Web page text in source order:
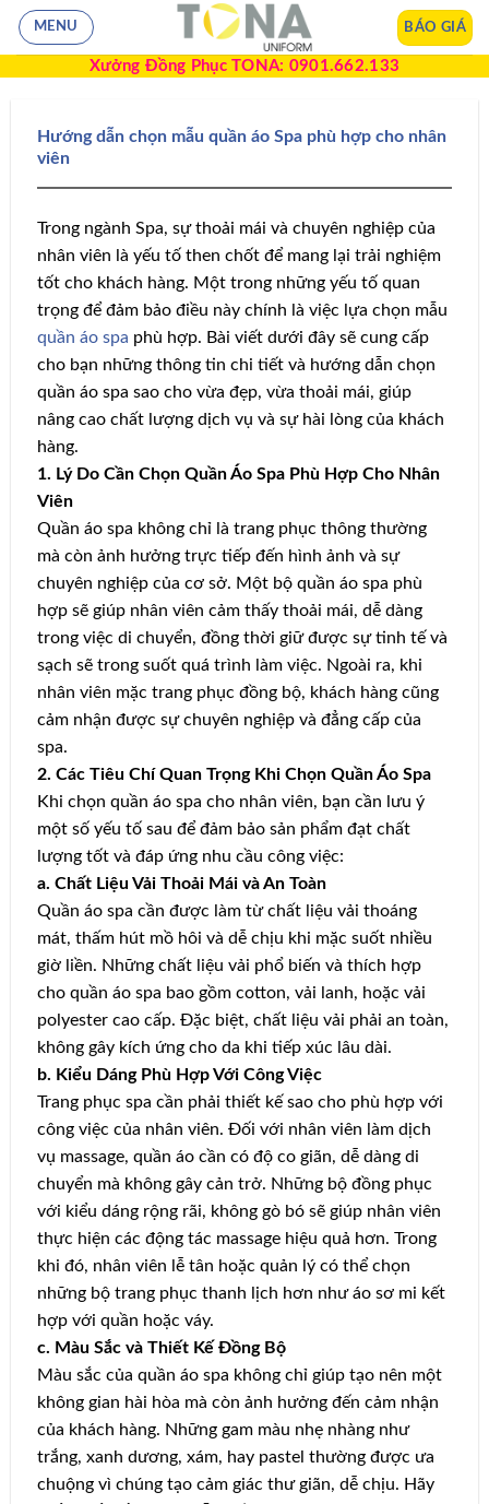
MENU BÁO GIÁ
Xưởng Đồng Phục TONA: 0901.662.133
Hướng dẫn chọn mẫu quần áo Spa phù hợp cho nhân
viên
Trong ngành Spa, sự thoải mái và chuyên nghiệp của
nhân viên là yếu tố then chốt để mang lại trải nghiệm
tốt cho khách hàng. Một trong những yếu tố quan
trọng để đảm bảo điều này chính là việc lựa chọn mẫu
quần áo spa phù hợp. Bài viết dưới đây sẽ cung cấp
cho bạn những thông tin chi tiết và hướng dẫn chọn
quần áo spa sao cho vừa đẹp, vừa thoải mái, giúp
nâng cao chất lượng dịch vụ và sự hài lòng của khách
hàng.
1. Lý Do Cần Chọn Quần Áo Spa Phù Hợp Cho Nhân
Viên
Quần áo spa không chỉ là trang phục thông thường
mà còn ảnh hưởng trực tiếp đến hình ảnh và sự
chuyên nghiệp của cơ sở. Một bộ quần áo spa phù
hợp sẽ giúp nhân viên cảm thấy thoải mái, dễ dàng
trong việc di chuyển, đồng thời giữ được sự tinh tế và
sạch sẽ trong suốt quá trình làm việc. Ngoài ra, khi
nhân viên mặc trang phục đồng bộ, khách hàng cũng
cảm nhận được sự chuyên nghiệp và đẳng cấp của
spa.
2. Các Tiêu Chí Quan Trọng Khi Chọn Quần Áo Spa
Khi chọn quần áo spa cho nhân viên, bạn cần lưu ý
một số yếu tố sau để đảm bảo sản phẩm đạt chất
lượng tốt và đáp ứng nhu cầu công việc:
a. Chất Liệu Vải Thoải Mái và An Toàn
Quần áo spa cần được làm từ chất liệu vải thoáng
mát, thấm hút mồ hôi và dễ chịu khi mặc suốt nhiều
giờ liền. Những chất liệu vải phổ biến và thích hợp
cho quần áo spa bao gồm cotton, vải lanh, hoặc vải
polyester cao cấp. Đặc biệt, chất liệu vải phải an toàn,
không gây kích ứng cho da khi tiếp xúc lâu dài.
b. Kiểu Dáng Phù Hợp Với Công Việc
Trang phục spa cần phải thiết kế sao cho phù hợp với
công việc của nhân viên. Đối với nhân viên làm dịch
vụ massage, quần áo cần có độ co giãn, dễ dàng di
chuyển mà không gây cản trở. Những bộ đồng phục
với kiểu dáng rộng rãi, không gò bó sẽ giúp nhân viên
thực hiện các động tác massage hiệu quả hơn. Trong
khi đó, nhân viên lễ tân hoặc quản lý có thể chọn
những bộ trang phục thanh lịch hơn như áo sơ mi kết
hợp với quần hoặc váy.
c. Màu Sắc và Thiết Kế Đồng Bộ
Màu sắc của quần áo spa không chỉ giúp tạo nên một
không gian hài hòa mà còn ảnh hưởng đến cảm nhận
của khách hàng. Những gam màu nhẹ nhàng như
trắng, xanh dương, xám, hay pastel thường được ưa
chuộng vì chúng tạo cảm giác thư giãn, dễ chịu. Hãy